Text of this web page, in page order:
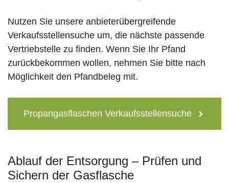
Nutzen Sie unsere anbieterübergreifende
Verkaufsstellensuche um, die nächste passende
Vertriebstelle zu finden. Wenn Sie Ihr Pfand
zurückbekommen wollen, nehmen Sie bitte nach
Möglichkeit den Pfandbeleg mit.
Propangasflaschen Verkaufsstellensuche
Ablauf der Entsorgung – Prüfen und
Sichern der Gasflasche